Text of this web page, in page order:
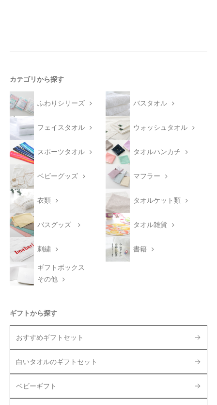
カテゴリから探す
ふわりシリーズ バスタオル
フェイスタオル ウォッシュタオル
スポーツタオル タオルハンカチ
ベビーグッズ マフラー
衣類 タオルケット類
バスグッズ タオル雑貨
刺繍 書籍
ギフトボックス
その他
ギフトから探す
おすすめギフトセット
白いタオルのギフトセット
ベビーギフト